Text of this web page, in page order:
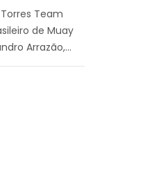
Team
de Muay
Arrazão,...